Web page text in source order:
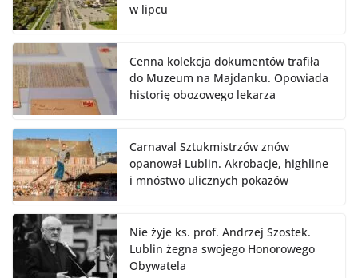
w lipcu
Cenna kolekcja dokumentów trafiła
do Muzeum na Majdanku. Opowiada
historię obozowego lekarza
Carnaval Sztukmistrzów znów
opanował Lublin. Akrobacje, highline
i mnóstwo ulicznych pokazów
Nie żyje ks. prof. Andrzej Szostek.
Lublin żegna swojego Honorowego
Obywatela